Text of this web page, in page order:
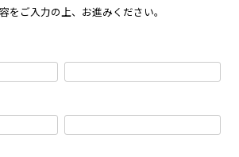
をご入力の上、お進みください。